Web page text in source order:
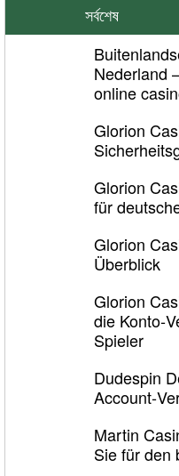
সর্বশেষ
Nederland
online
Glorion
Glorion
für
Glorion
Überblick
Glorion
die
Spieler
Dudespin
Martin
Sie für den